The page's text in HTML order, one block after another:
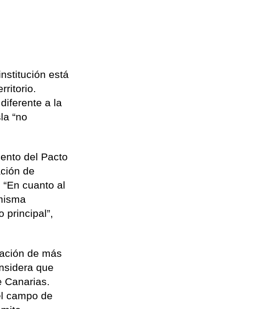
está
a la
“no
del Pacto
de
cuanto al
principal”,
de más
que
Canarias.
campo de